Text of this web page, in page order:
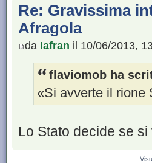
Re: Gravissima
Afragola
da Iafran il 10/06/2013,
flaviomob ha
«Si avverte il rione
Lo Stato decide se